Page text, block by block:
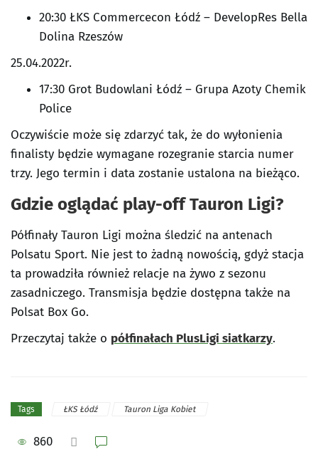
20:30 ŁKS Commercecon Łódź – DevelopRes Bella
Dolina Rzeszów
25.04.2022r.
17:30 Grot Budowlani Łódź – Grupa Azoty Chemik
Police
Oczywiście może się zdarzyć tak, że do wyłonienia
finalisty będzie wymagane rozegranie starcia numer
trzy. Jego termin i data zostanie ustalona na bieżąco.
Gdzie oglądać play-off Tauron Ligi?
Półfinały Tauron Ligi można śledzić na antenach
Polsatu Sport. Nie jest to żadną nowością, gdyż stacja
ta prowadziła również relacje na żywo z sezonu
zasadniczego. Transmisja będzie dostępna także na
Polsat Box Go.
Przeczytaj także o półfinałach PlusLigi siatkarzy.
Tags ŁKS Łódź Tauron Liga Kobiet
860